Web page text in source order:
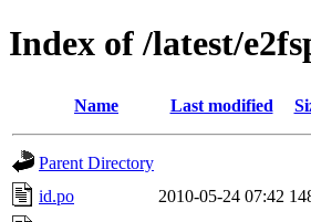
Index of /latest/
Name Last modified
Parent Directory
id.po
2010-05-24 07:42